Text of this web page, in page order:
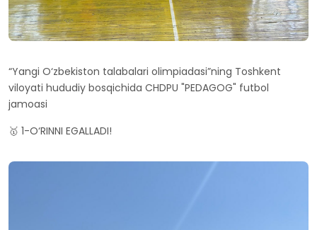
“Yangi O‘zbekiston talabalari olimpiadasi”ning Toshkent
viloyati hududiy bosqichida CHDPU "PEDAGOG" futbol
jamoasi
🥇 1-O‘RINNI EGALLADI!